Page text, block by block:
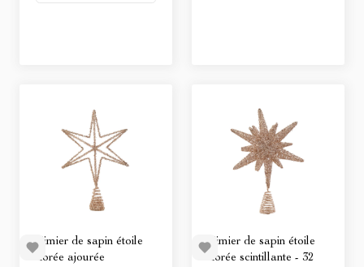
Cimier de sapin étoile
dorée ajourée
Cimier de sapin étoile
dorée scintillante - 32